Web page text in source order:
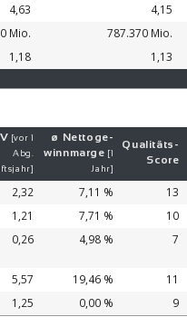
4,63 4,15
Mio. 787.370 Mio.
1,18 1,13
[vor 1
Abg.
ø Netto­ge­
winn­mar­ge
Jahr]
Qualitäts-
Score
2,32 7,11 % 13
1,21 7,71 % 10
0,26 4,98 % 7
5,57 19,46 % 11
1,25 0,00 % 9